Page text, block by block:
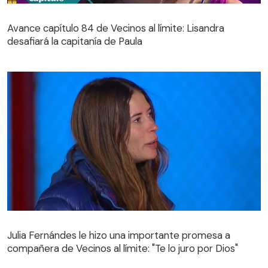
desafiará la capitanía de Paula
Avance capítulo 84 de Vecinos al límite: Lisandra
desafiará la capitanía de Paula
compañera de Vecinos al límite: "Te lo juro por Dios"
Julia Fernándes le hizo una importante promesa a
compañera de Vecinos al límite: "Te lo juro por Dios"